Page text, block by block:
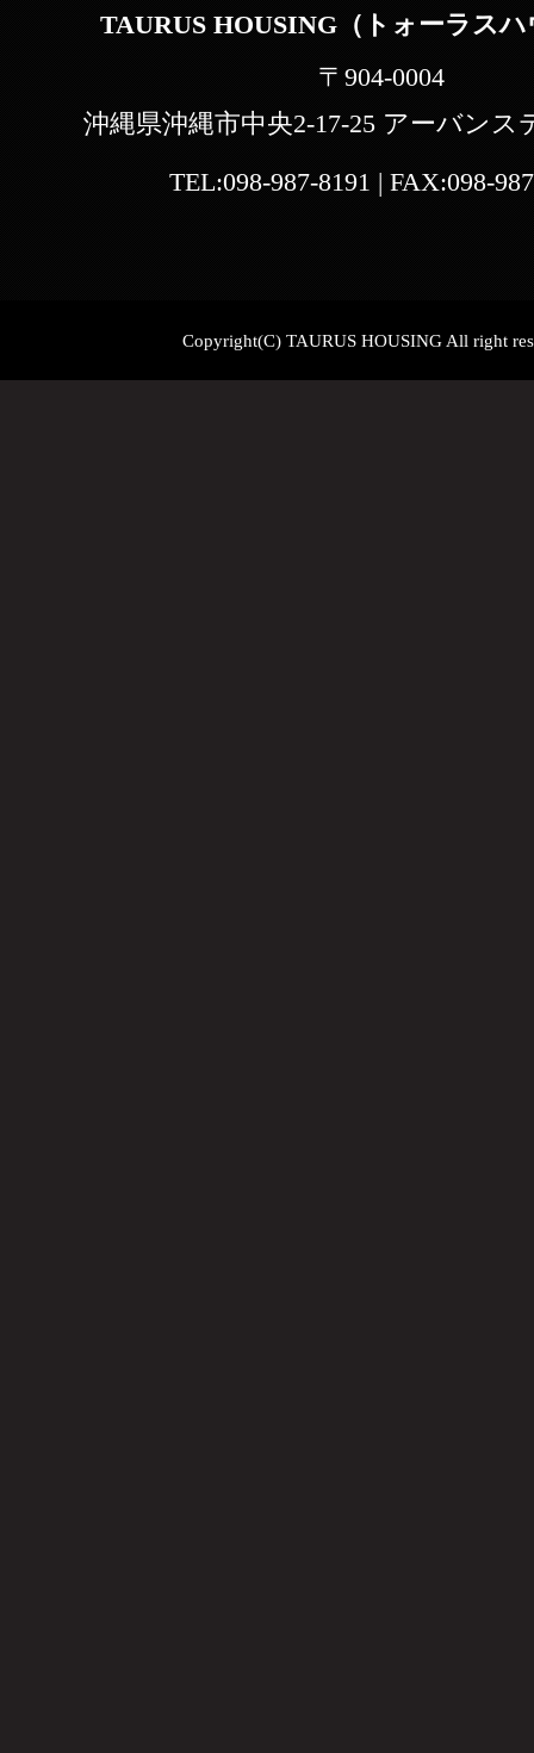
TAURUS HOUSING（トォーラス
〒904-0004
沖縄県沖縄市中央2-17-25 アーバンス
TEL:098-987-8191 | FAX:098-
Copyright(C) TAURUS HOUSING All right